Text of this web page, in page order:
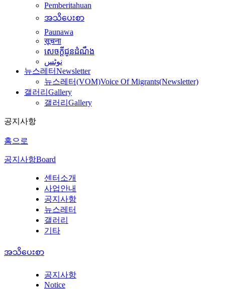
Pemberitahuan
အသိပေးစာ
Paunawa
सूचना
សេចក្តីជូនដំណឹង
نوٹس
뉴스레터Newsletter
뉴스레터(VOM)Voice Of Migrants(Newsletter)
갤러리 Gallery
갤러리 Gallery
공지사항
홈으로
공지사항Board
센터소개
사업안내
공지사항
뉴스레터
갤러리
기타
အသိပေးစာ
공지사항
Notice